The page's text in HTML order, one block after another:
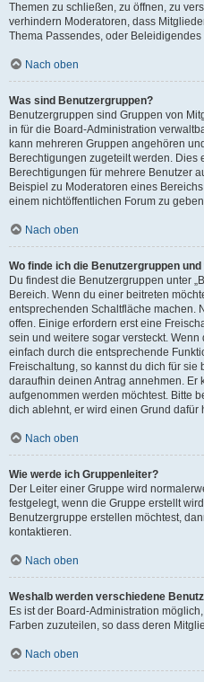
Themen zu schließen, zu öffnen, zu
verhindern Moderatoren, dass
Thema Passendes, oder
Nach oben
Was sind Benutzergruppen?
Benutzergruppen sind Gruppen von
in für die Board-Administration
kann mehreren Gruppen angehören
Berechtigungen zugeteilt werden. Dies
Berechtigungen für mehrere Benutzer
Beispiel zu Moderatoren eines
einem nichtöffentlichen Forum zu
Nach oben
Wo finde ich die Benutzergruppen
Du findest die Benutzergruppen unter
Bereich. Wenn du einer beitreten
entsprechenden Schaltfläche machen.
offen. Einige erfordern erst eine
sein und weitere sogar versteckt.
einfach durch die entsprechende
Freischaltung, so kannst du dich für
daraufhin deinen Antrag annehmen. Er
aufgenommen werden möchtest. Bitte
dich ablehnt, er wird einen Grund dafür
Nach oben
Wie werde ich Gruppenleiter?
Der Leiter einer Gruppe wird
festgelegt, wenn die Gruppe erstellt
Benutzergruppe erstellen möchtest,
kontaktieren.
Nach oben
Weshalb werden verschiedene
Es ist der Board-Administration
Farben zuzuteilen, so dass deren
Nach oben